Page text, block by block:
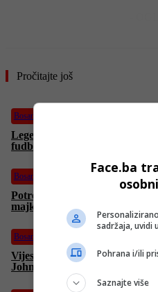
Pročitajte još
Bosanski vjestnik
Legendarni Nikola Nikić,
fudbala! Donosimo atmosferu
Bosanski vjestnik
Potresna poruka Dine Bešlića
majko, ostadoh ti ja sam. Volim
Bosanski vjestnik
Vijest koju dugo čekamo:
Johnsona za ambasadora u
Face.ba
sadržaja, uvidi
Pohrana i/ili
Saznajte više